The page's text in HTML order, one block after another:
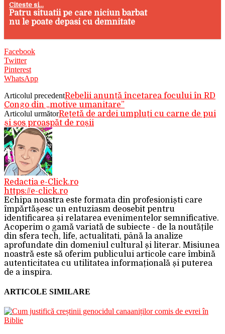
Citeste si...
Patru situatii pe care niciun barbat
nu le poate depasi cu demnitate
Facebook
Twitter
Pinterest
WhatsApp
Articolul precedentRebelii anunță încetarea focului în RD
Congo din „motive umanitare”
Articolul următorRețetă de ardei umpluți cu carne de pui
și sos proaspăt de roșii
Redactia e-Click.ro
https://e-click.ro
Echipa noastra este formata din profesioniști care
împărtășesc un entuziasm deosebit pentru
identificarea și relatarea evenimentelor semnificative.
Acoperim o gamă variată de subiecte - de la noutățile
din sfera tech, life, actualitati, până la analize
aprofundate din domeniul cultural și literar. Misiunea
noastră este să oferim publicului articole care îmbină
autenticitatea cu utilitatea informațională și puterea
de a inspira.
ARTICOLE SIMILARE